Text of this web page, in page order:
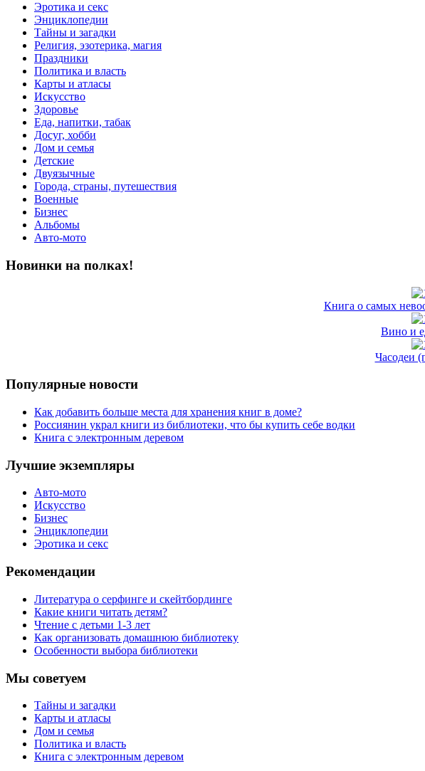
Эротика и секс
Энциклопедии
Тайны и загадки
Религия, эзотерика, магия
Праздники
Политика и власть
Карты и атласы
Искусство
Здоровье
Еда, напитки, табак
Досуг, хобби
Дом и семья
Детские
Двуязычные
Города, страны, путешествия
Военные
Бизнес
Альбомы
Авто-мото
Новинки на полках!
Книга о самых
Вино и
Часодеи
Популярные новости
Как добавить больше места для хранения книг в доме?
Россиянин украл книги из библиотеки, что бы купить себе водки
Книга с электронным деревом
Лучшие экземпляры
Авто-мото
Искусство
Бизнес
Энциклопедии
Эротика и секс
Рекомендации
Литература о серфинге и скейтбординге
Какие книги читать детям?
Чтение с детьми 1-3 лет
Как организовать домашнюю библиотеку
Особенности выбора библиотеки
Мы советуем
Тайны и загадки
Карты и атласы
Дом и семья
Политика и власть
Книга с электронным деревом